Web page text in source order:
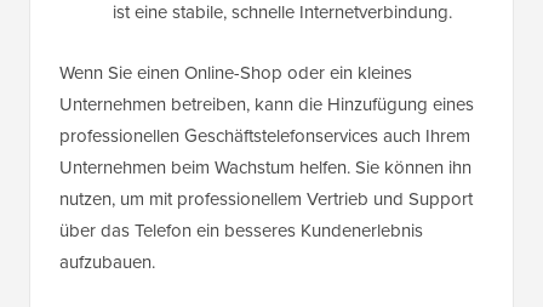
ist eine stabile, schnelle Internetverbindung.
Wenn Sie einen Online-Shop oder ein kleines
Unternehmen betreiben, kann die Hinzufügung eines
professionellen Geschäftstelefonservices auch Ihrem
Unternehmen beim Wachstum helfen. Sie können ihn
nutzen, um mit professionellem Vertrieb und Support
über das Telefon ein besseres Kundenerlebnis
aufzubauen.